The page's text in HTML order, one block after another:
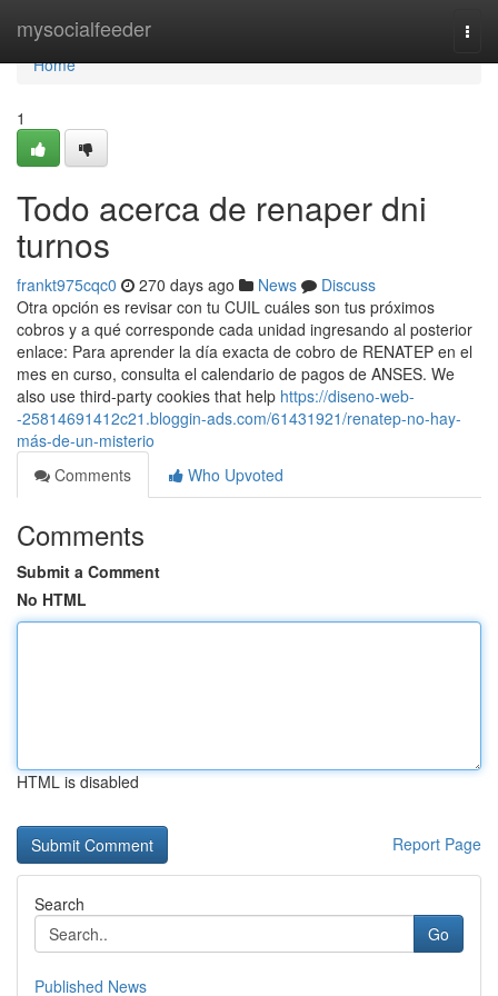
mysocialfeeder
Home
Home
1
Todo acerca de renaper dni
turnos
frankt975cqc0 270 days ago News
Discuss
Otra opción es revisar con tu CUIL cuáles son tus próximos
cobros y a qué corresponde cada unidad ingresando al posterior
enlace: Para aprender la día exacta de cobro de ⁣RENATEP en el
mes en curso, consulta el calendario de ​pagos de ANSES. We
also use third-party cookies that help https://diseno-web-
-25814691412c21.bloggin-ads.com/61431921/renatep-no-hay-
más-de-un-misterio
Comments
Who Upvoted
Comments
Submit a Comment
No HTML
HTML is disabled
Report Page
Search
Go
Published News